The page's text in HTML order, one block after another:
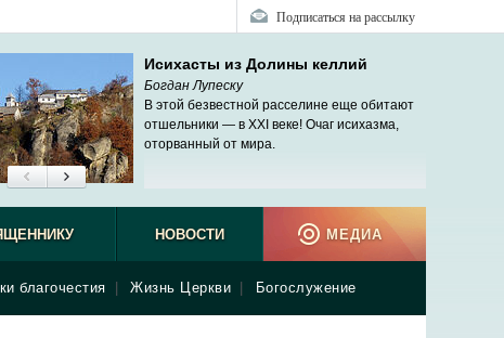
Подписаться на рассылку
Исихасты из Долины келлий
Богдан Лупеску
В этой безвестной расселине еще обитают
отшельники — в XXI веке! Очаг исихазма,
оторванный от мира.
благочестия Жизнь Церкви Богослужение
НОВОСТИ МЕДИА